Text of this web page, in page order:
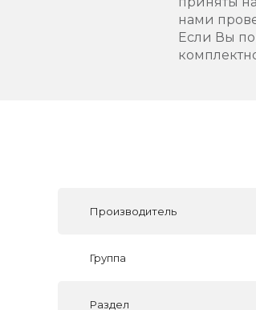
нами
Если Вы
Производитель
Группа
Раздел